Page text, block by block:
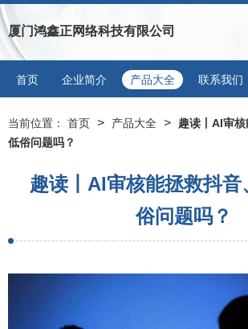
厦门鸿鑫正网络科技有限公司
首页 企业简介 产品大全 联系我们
当前位置： 首页 > 产品大全 >
趣读丨AI审
低俗问题吗？
趣读丨AI审核能拯救抖音
俗问题吗？